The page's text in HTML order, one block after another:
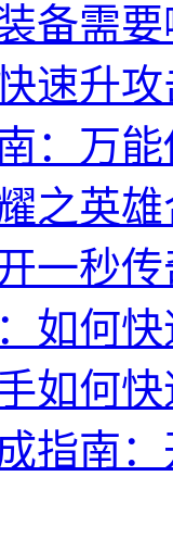
备需
速升
：万
之英
一秒
如何
如何
指南